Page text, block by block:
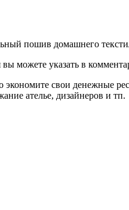
пошив домашнего
можете указать в
экономите свои денежные
ателье, дизайнеров и тп.